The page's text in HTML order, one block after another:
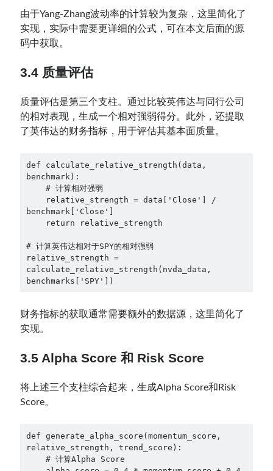
由于Yang-Zhang波动率的计算较为复杂，这里简化了
实现，实际中需要更详细的公式，可在本文后面的源
码中获取。
3.4 质量评估
质量评估是第三个支柱。通过比较英伟达与同行公司
的相对表现，生成一个相对强弱得分。此外，还提取
了英伟达的财务指标，用于评估其基本面质量。
def calculate_relative_strength(data,
benchmark):
benchmark['Close']
# 计算英伟达相对于SPY的相对强弱
relative_strength =
calculate_relative_strength(nvda_data,
benchmarks['SPY'])
财务指标的获取通常需要额外的数据源，这里简化了
实现。
3.5 Alpha Score 和 Risk Score
将上述三个支柱综合起来，生成Alpha Score和Risk
Score。
def generate_alpha_score(momentum_score,
relative_strength, trend_score):